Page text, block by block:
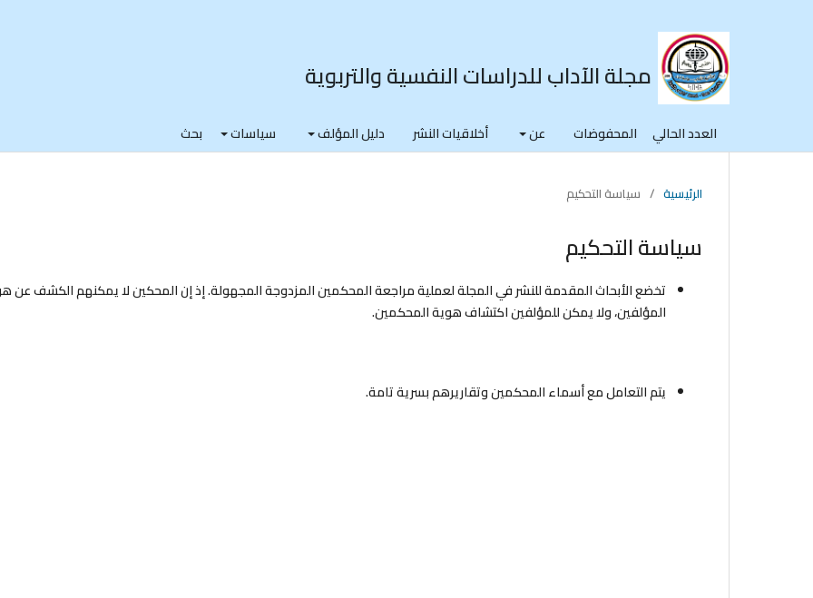
مجلة الآداب للدراسات النفسية والتربوية
العدد الحالي المحفوضات عن أخلاقيات النشر دليل المؤلف سياسات بحث
الرئيسية / سياسة التحكيم
سياسة التحكيم
تخضع الأبحاث المقدمة للنشر في المجلة لعملية مراجعة المحكمين المزدوجة المجهولة. إذ إن المحكين لا يمكنهم الكشف عن
المؤلفين، ولا يمكن للمؤلفين اكتشاف هوية المحكمين.
يتم التعامل مع أسماء المحكمين وتقاريرهم بسرية تامة.